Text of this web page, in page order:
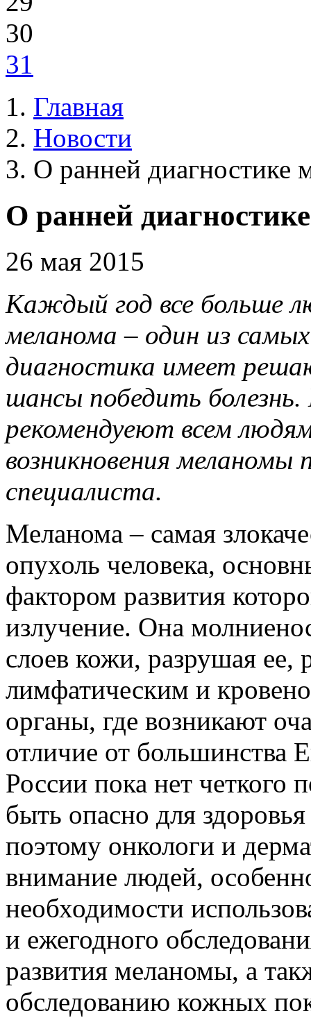
30
31
Главная
Новости
О ранней диагностике
О ранней
26 мая 2015
Каждый год все больше
меланома – один из
диагностика имеет
шансы победить болезнь.
рекомендуеют всем
возникновения меланомы
специалиста.
Меланома – самая
опухоль человека,
фактором развития
излучение. Она
слоев кожи, разрушая ее,
лимфатическим и
органы, где возникают
отличие от большинства
России пока нет четкого
быть опасно для
поэтому онкологи и
внимание людей,
необходимости
и ежегодного
развития меланомы, а
обследованию кожных